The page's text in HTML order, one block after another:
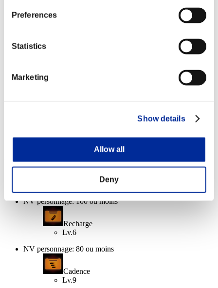
Preferences
Statistics
Marketing
Show details
Allow all
Deny
NV personnage: 40 ou moins
Récompenses
NV personnage: 100 ou moins
Recharge
Lv.6
NV personnage: 80 ou moins
Cadence
Lv.9